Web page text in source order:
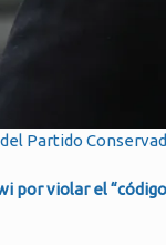
Partido
por violar el